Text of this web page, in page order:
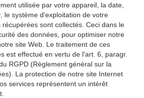
utilisée par votre appareil, la date,
le système d'exploitation de votre
sont collectés. Ceci dans le
des données, pour optimiser notre
site Web. Le traitement de ces
est effectué en vertu de l'art. 6, paragr.
RGPD (Règlement général sur la
La protection de notre site Internet
services représentent un intérêt